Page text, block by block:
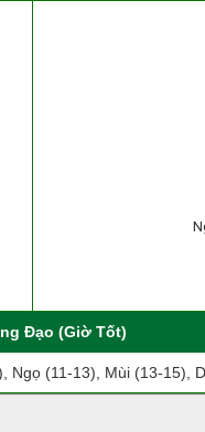
Đạo (Giờ Tốt)
Ngọ (11-13), Mùi (13-15),